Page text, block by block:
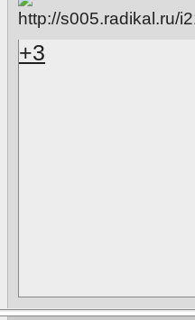
+3